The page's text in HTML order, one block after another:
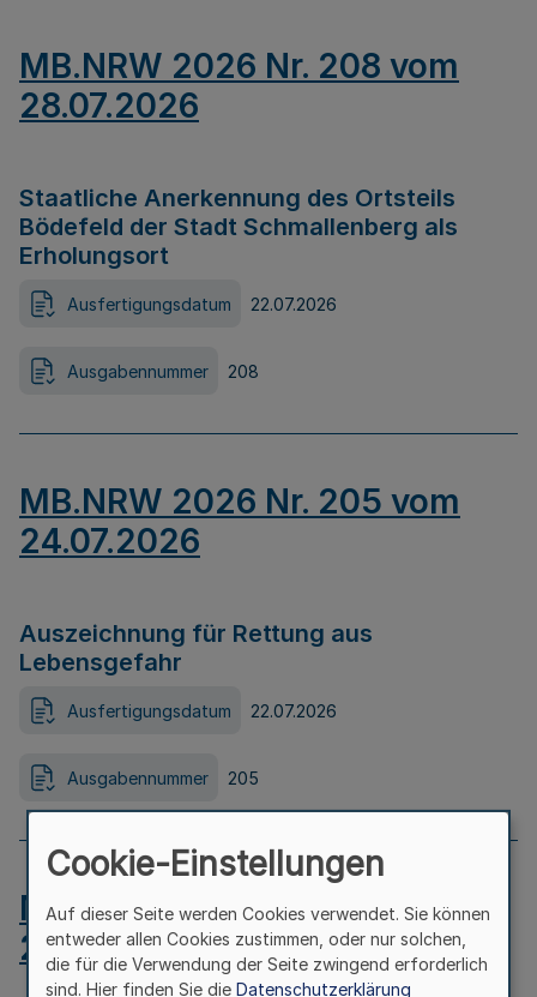
MB.NRW 2026 Nr. 208 vom
28.07.2026
Staatliche Anerkennung des Ortsteils
Bödefeld der Stadt Schmallenberg als
Erholungsort
Ausfertigungsdatum 22.07.2026
Ausgabennummer 208
MB.NRW 2026 Nr. 205 vom
24.07.2026
Auszeichnung für Rettung aus
Lebensgefahr
Ausfertigungsdatum 22.07.2026
Ausgabennummer 205
MB.NRW 2026 Nr. 204 vom
24.07.2026
Cookie-Einstellungen
Auf dieser Seite werden Cookies verwendet. Sie können
entweder allen Cookies zustimmen, oder nur solchen,
die für die Verwendung der Seite zwingend erforderlich
sind. Hier finden Sie die Datenschutzerklärung